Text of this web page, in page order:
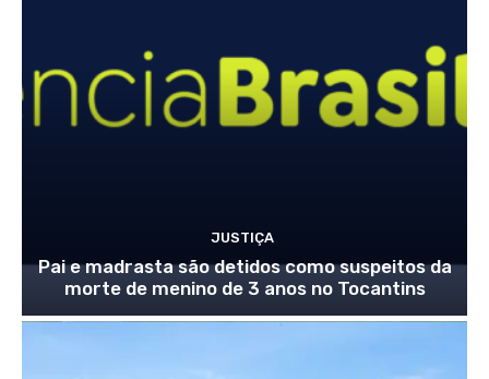
JUSTIÇA
Pai e madrasta são detidos como suspeitos da
morte de menino de 3 anos no Tocantins